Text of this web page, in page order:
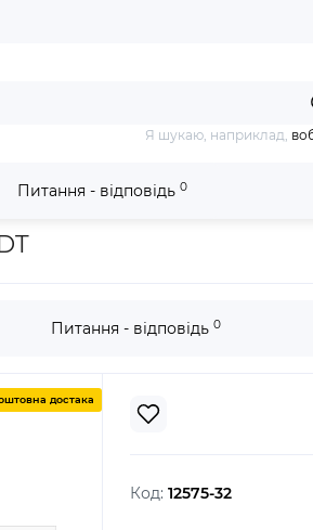
Я шукаю, наприклад,
Питання - відповідь 0
DT
Питання - відповідь 0
достака
Код: 12575-32